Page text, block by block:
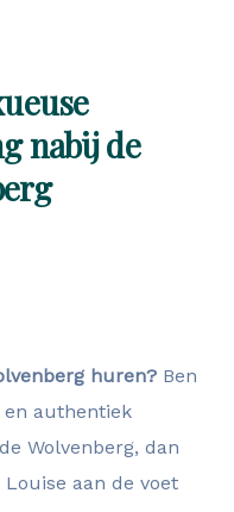
nabij de
huren? Ben
authentiek
Wolvenberg, dan
aan de voet